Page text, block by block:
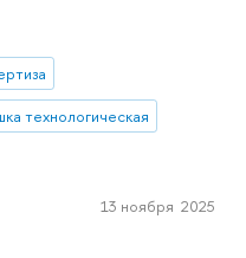
технологическая
13 ноября 2025